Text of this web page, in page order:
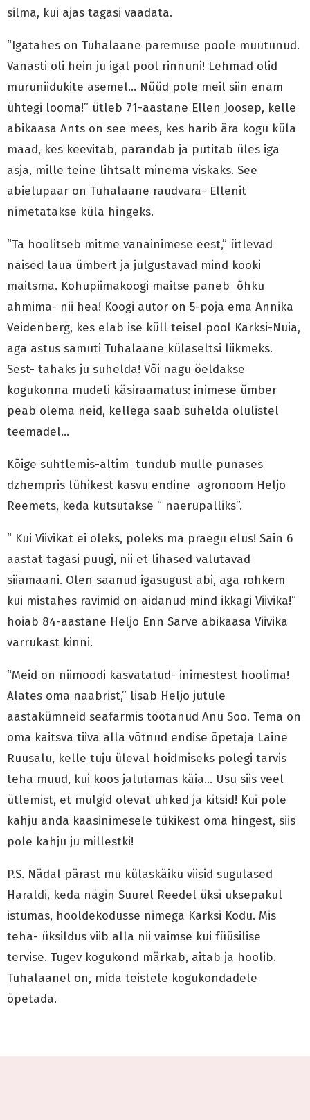
silma, kui ajas tagasi vaadata.
“Igatahes on Tuhalaane paremuse poole muutunud.
Vanasti oli hein ju igal pool rinnuni! Lehmad olid
muruniidukite asemel… Nüüd pole meil siin enam
ühtegi looma!” ütleb 71-aastane Ellen Joosep, kelle
abikaasa Ants on see mees, kes harib ära kogu küla
maad, kes keevitab, parandab ja putitab üles iga
asja, mille teine lihtsalt minema viskaks. See
abielupaar on Tuhalaane raudvara- Ellenit
nimetatakse küla hingeks.
“Ta hoolitseb mitme vanainimese eest,” ütlevad
naised laua ümbert ja julgustavad mind kooki
maitsma. Kohupiimakoogi maitse paneb õhku
ahmima- nii hea! Koogi autor on 5-poja ema Annika
Veidenberg, kes elab ise küll teisel pool Karksi-Nuia,
aga astus samuti Tuhalaane külaseltsi liikmeks.
Sest- tahaks ju suhelda! Või nagu öeldakse
kogukonna mudeli käsiraamatus: inimese ümber
peab olema neid, kellega saab suhelda olulistel
teemadel…
Kõige suhtlemis-altim tundub mulle punases
dzhempris lühikest kasvu endine agronoom Heljo
Reemets, keda kutsutakse “ naerupalliks”.
“ Kui Viivikat ei oleks, poleks ma praegu elus! Sain 6
aastat tagasi puugi, nii et lihased valutavad
siiamaani. Olen saanud igasugust abi, aga rohkem
kui mistahes ravimid on aidanud mind ikkagi Viivika!”
hoiab 84-aastane Heljo Enn Sarve abikaasa Viivika
varrukast kinni.
“Meid on niimoodi kasvatatud- inimestest hoolima!
Alates oma naabrist,” lisab Heljo jutule
aastakümneid seafarmis töötanud Anu Soo. Tema on
oma kaitsva tiiva alla võtnud endise õpetaja Laine
Ruusalu, kelle tuju üleval hoidmiseks polegi tarvis
teha muud, kui koos jalutamas käia… Usu siis veel
ütlemist, et mulgid olevat uhked ja kitsid! Kui pole
kahju anda kaasinimesele tükikest oma hingest, siis
pole kahju ju millestki!
P.S. Nädal pärast mu külaskäiku viisid sugulased
Haraldi, keda nägin Suurel Reedel üksi uksepakul
istumas, hooldekodusse nimega Karksi Kodu. Mis
teha- üksildus viib alla nii vaimse kui füüsilise
tervise. Tugev kogukond märkab, aitab ja hoolib.
Tuhalaanel on, mida teistele kogukondadele
õpetada.